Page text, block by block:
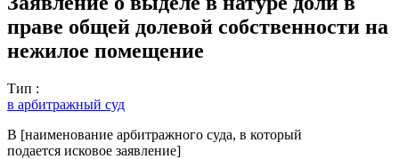
праве общей долевой собственности на
нежилое помещение
Тип :
в арбитражный суд
В [наименование арбитражного суда, в который
подается исковое заявление]